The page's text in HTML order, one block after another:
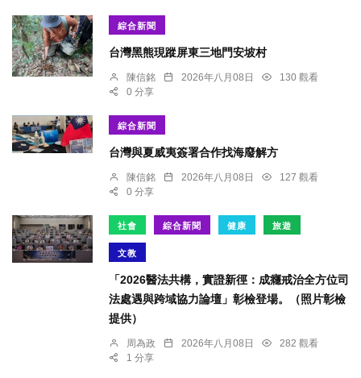
綜合新聞
台灣黑熊現蹤屏東三地門安坡村
陳信銘 2026年八月08日
130 觀看
0 分享
綜合新聞
台灣與夏威夷簽署合作找海廢解方
陳信銘 2026年八月08日
127 觀看
0 分享
社會 綜合新聞 健康 旅遊
文教
「2026醫法共構，實證新徑：成癮戒治全方位司
法處遇與跨域協力論壇」彰檢登場。（照片彰檢
提供）
周為政 2026年八月08日
282 觀看
1 分享